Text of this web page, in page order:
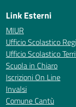
Link Esterni
MIUR
Ufficio Scolastico
Ufficio Scolastico
Scuola in Chiaro
Iscrizioni On Line
Invalsi
Comune Cantù